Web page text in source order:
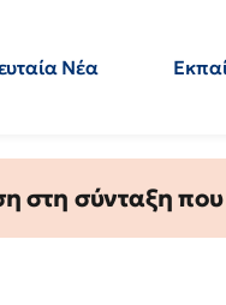
Νέα
σύνταξη που